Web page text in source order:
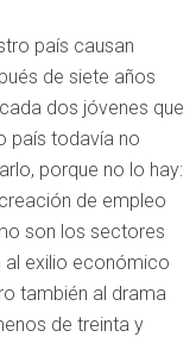
país causan
de siete años
dos jóvenes que
país todavía no
porque no lo hay:
de empleo
son los sectores
al exilio económico
también al drama
de treinta y